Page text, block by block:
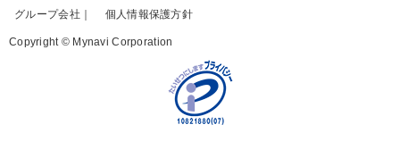
グループ会社
個人情報保護方針
Copyright © Mynavi Corporation